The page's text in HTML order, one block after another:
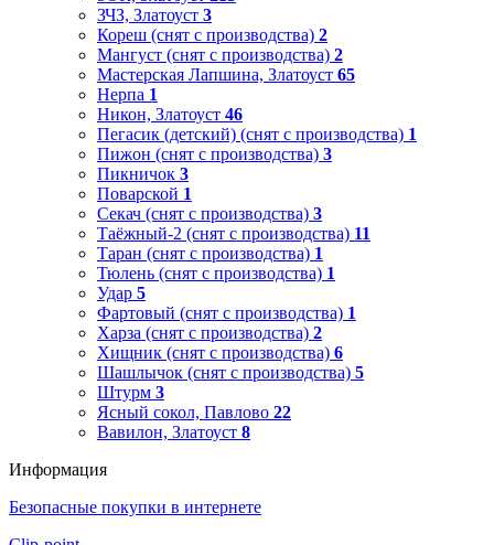
ЗЧЗ, Златоуст 3
Кореш (снят с производства) 2
Мангуст (снят с производства) 2
Мастерская Лапшина, Златоуст 65
Нерпа 1
Никон, Златоуст 46
Пегасик (детский) (снят с производства) 1
Пижон (снят с производства) 3
Пикничок 3
Поварской 1
Секач (снят с производства) 3
Таёжный-2 (снят с производства) 11
Таран (снят с производства) 1
Тюлень (снят с производства) 1
Удар 5
Фартовый (снят с производства) 1
Харза (снят с производства) 2
Хищник (снят с производства) 6
Шашлычок (снят с производства) 5
Штурм 3
Ясный сокол, Павлово 22
Вавилон, Златоуст 8
Информация
Безопасные покупки в интернете